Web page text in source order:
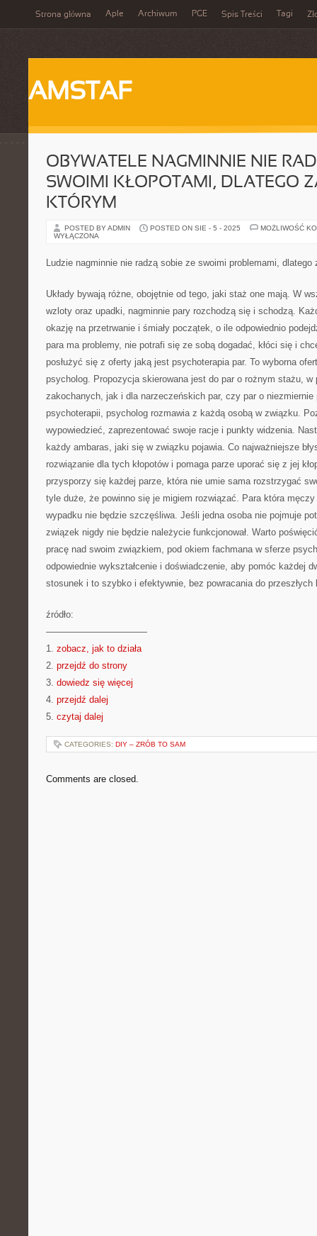
Strona główna Aple Archiwum PGE Spis Treści Tagi
AMSTAF
OBYWATELE NAGMINNIE NIE
SWOIMI KŁOPOTAMI, DLATEGO
KTÓRYM
POSTED BY ADMIN POSTED ON SIE - 5 - 2025
MOŻLIWOŚĆ
WYŁĄCZONA
Ludzie nagminnie nie radzą sobie ze swoimi problemami, dlatego
Układy bywają różne, obojętnie od tego, jaki staż one mają. W
wzloty oraz upadki, nagminnie pary rozchodzą się i schodzą.
okazję na przetrwanie i śmiały początek, o ile odpowiednio
para ma problemy, nie potrafi się ze sobą dogadać, kłóci się i
posłużyć się z oferty jaką jest psychoterapia par. To wyborna
psycholog. Propozycja skierowana jest do par o rożnym stażu, w
zakochanych, jak i dla narzeczeńskich par, czy par o
psychoterapii, psycholog rozmawia z każdą osobą w związku.
wypowiedzieć, zaprezentować swoje racje i punkty widzenia.
każdy ambaras, jaki się w związku pojawia. Co najważniejsze
rozwiązanie dla tych kłopotów i pomaga parze uporać się z jej
przysporzy się każdej parze, która nie umie sama rozstrzygać
tyle duże, że powinno się je migiem rozwiązać. Para która
wypadku nie będzie szczęśliwa. Jeśli jedna osoba nie pojmuje
związek nigdy nie będzie należycie funkcjonował. Warto
pracę nad swoim związkiem, pod okiem fachmana w sferze
odpowiednie wykształcenie i doświadczenie, aby pomóc każdej
stosunek i to szybko i efektywnie, bez powracania do przeszłych
źródło:
———————————
1. zobacz, jak to działa
2. przejdź do strony
3. dowiedz się więcej
4. przejdź dalej
5. czytaj dalej
CATEGORIES: DIY – ZRÓB TO SAM
Comments are closed.